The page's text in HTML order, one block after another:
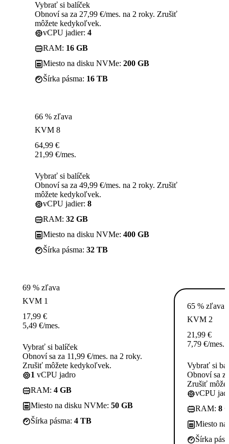
Vybrať si balíček
Obnoví sa za 27,99 €/mes. na 2 roky. Zrušiť
môžete kedykoľvek.
vCPU jadier: 4
RAM: 16 GB
Miesto na disku NVMe: 200 GB
Šírka pásma: 16 TB
66 % zľava
KVM 8
64,99 €
21,99 €/mes.
Vybrať si balíček
Obnoví sa za 49,99 €/mes. na 2 roky. Zrušiť
môžete kedykoľvek.
vCPU jadier: 8
RAM: 32 GB
Miesto na disku NVMe: 400 GB
Šírka pásma: 32 TB
69 % zľava
KVM 1
17,99 €
5,49 €/mes.
Vybrať si balíček
Obnoví sa za 11,99 €/mes. na 2 roky.
Zrušiť môžete kedykoľvek.
1 vCPU jadro
RAM: 4 GB
Miesto na disku NVMe: 50 GB
Šírka pásma: 4 TB
65 % zľava
KVM 2
21,99 €
7,79 €/mes.
Vybrať si
Obnoví sa
Zrušiť
vCPU
RAM: 8
Miesto
Šírka